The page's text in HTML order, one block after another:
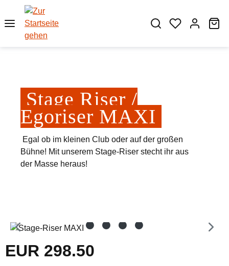
Zum Hauptinhalt springen
Stage Riser /
Egoriser MAXI
Egal ob im kleinen Club oder auf der großen
Bühne! Mit unserem Stage-Riser stecht ihr aus
der Masse heraus!
Bildergalerie überspringen
Regulärer Preis:
EUR 298.50